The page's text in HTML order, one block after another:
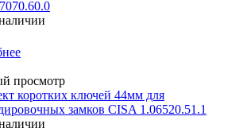
просмотр
коротких ключей 44мм для
замков CISA 1.06520.51.1